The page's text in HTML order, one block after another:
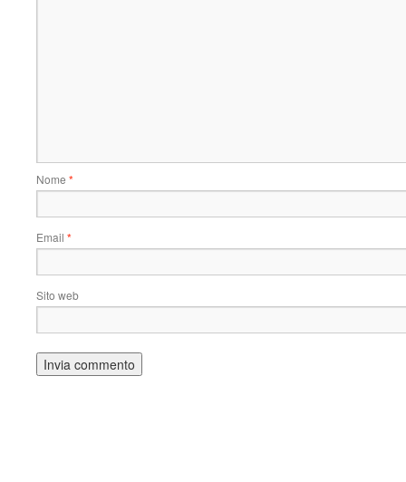
Nome *
Email *
Sito web